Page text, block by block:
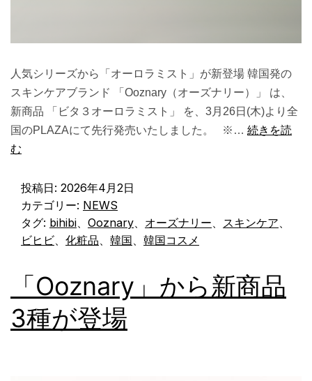
人気シリーズから「オーロラミスト」が新登場 韓国発の
スキンケアブランド 「Ooznary（オーズナリー）」 は、
新商品 「ビタ３オーロラミスト」 を、3月26日(木)より全
国のPLAZAにて先行発売いたしました。 ※… 続きを読
む
投稿日: 2026年4月2日
カテゴリー: NEWS
タグ: bihibi Ooznary オーズナリー スキンケア
ビヒビ
化粧品 韓国 韓国コスメ
「Ooznary」から新商品
3種が登場